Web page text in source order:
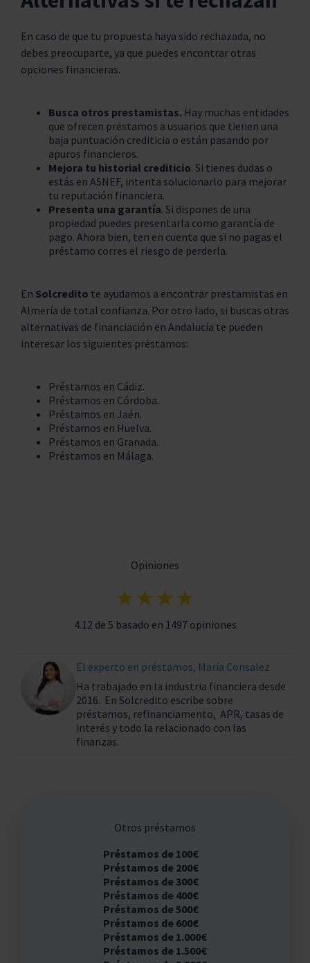
En caso de que tu propuesta haya sido rechazada, no
debes preocuparte, ya que puedes encontrar otras
opciones financieras.
Busca otros prestamistas. Hay muchas entidades
que ofrecen préstamos a usuarios que tienen una
baja puntuación crediticia o están pasando por
apuros financieros.
Mejora tu historial crediticio. Si tienes dudas o
estás en ASNEF, intenta solucionarlo para mejorar
tu reputación financiera.
Presenta una garantía. Si dispones de una
propiedad puedes presentarla como garantía de
pago. Ahora bien, ten en cuenta que si no pagas el
préstamo corres el riesgo de perderla.
En Solcredito te ayudamos a encontrar prestamistas en
Almería de total confianza. Por otro lado, si buscas otras
alternativas de financiación en Andalucía te pueden
interesar los siguientes préstamos:
Préstamos en Cádiz.
Préstamos en Córdoba.
Préstamos en Jaén.
Préstamos en Huelva.
Préstamos en Granada.
Préstamos en Málaga.
Opiniones
★★★★
4.12 de 5 basado en 1497 opiniones
El experto en préstamos, María Consalez
Ha trabajado en la industria financiera desde
2016. En Solcredito escribe sobre
préstamos, refinanciamento, APR, tasas de
interés y todo la relacionado con las
finanzas.
Otros préstamos
Préstamos de 100€
Préstamos de 200€
Préstamos de 300€
Préstamos de 400€
Préstamos de 500€
Préstamos de 600€
Préstamos de 1.000€
Préstamos de 1.500€